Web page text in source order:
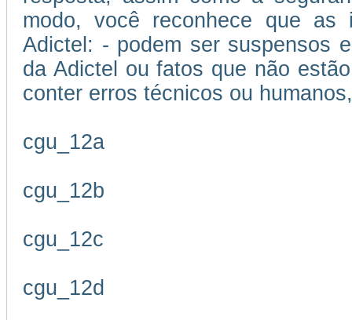
modo, você reconhece que as
Adictel: - podem ser suspensos
da Adictel ou fatos que não
conter erros técnicos ou
cgu_12a
cgu_12b
cgu_12c
cgu_12d